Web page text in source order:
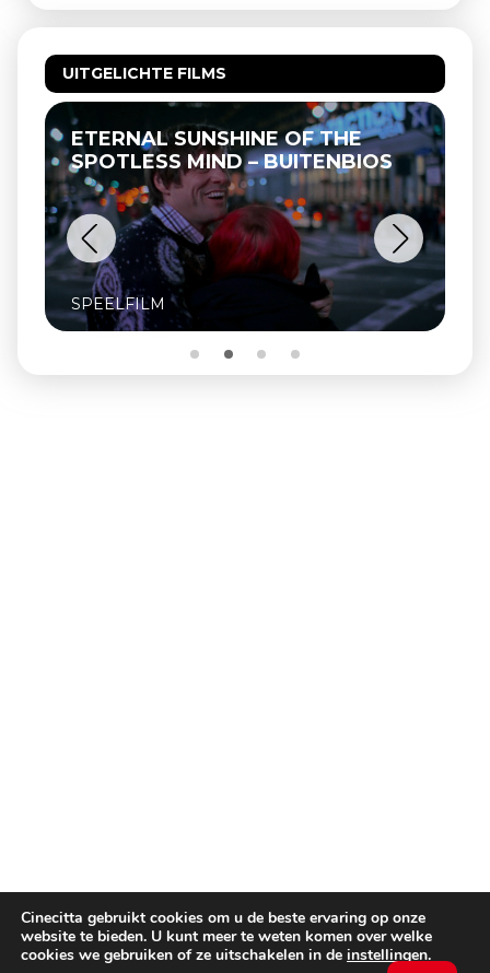
UITGELICHTE FILMS
ETERNAL SUNSHINE OF THE
SPOTLESS MIND – BUITENBIOS
SPEELFILM
Cinecitta gebruikt cookies om u de beste ervaring op onze
website te bieden. U kunt meer te weten komen over welke
cookies we gebruiken of ze uitschakelen in de instellingen.